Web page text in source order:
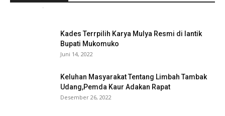
-
Kades Terrpilih Karya Mulya Resmi di lantik
Bupati Mukomuko
Juni 14, 2022
Keluhan Masyarakat Tentang Limbah Tambak
Udang,Pemda Kaur Adakan Rapat
Desember 26, 2022